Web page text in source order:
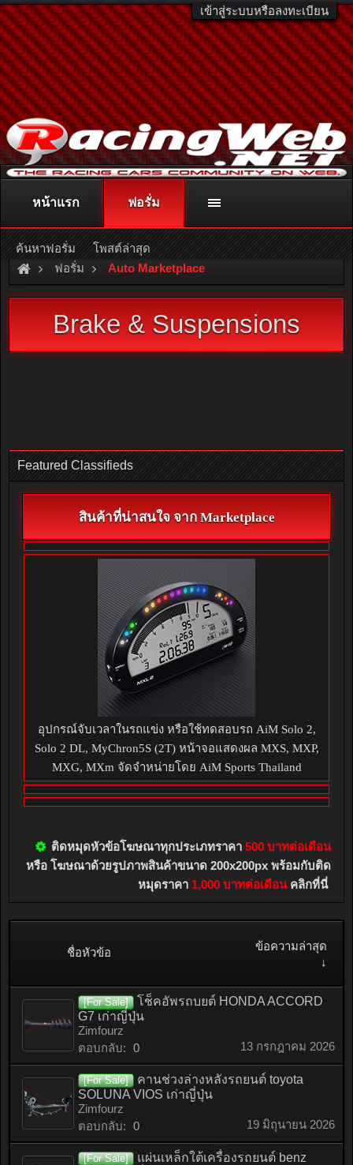
เข้าสู่ระบบหรือลงทะเบียน
ติดต่อลงโฆษณา racingweb@gmail.comหรือโทร. 081-811-1138
หรืออ่านรายละเอียดเพิ่มเติม คลิกที่นี่
ฟอรั่ม Auto Marketplace
Brake & Suspensions
Featured Classifieds
สินค้าที่น่าสนใจ จาก Marketplace
อุปกรณ์จับเวลาในรถแข่ง หรือใช้ทดสอบรถ AiM Solo 2,
Solo 2 DL, MyChron5S (2T) หน้าจอแสดงผล MXS, MXP,
MXG, MXm จัดจำหน่ายโดย AiM Sports Thailand
ติดหมุดหัวข้อโฆษณาทุกประเภทราคา 500 บาทต่อเดือน
หรือ โฆษณาด้วยรูปภาพสินค้าขนาด 200x200px พร้อมกับติด
หมุดราคา 1,000 บาทต่อเดือนคลิกที่นี่
ชื่อหัวข้อ
ข้อความล่าสุด
↓
[For Sale]
โช็คอัพรถบยต์ HONDA ACCORD
G7 เก่าญี่ปุ่น
Zimfourz
ตอบกลับ: 0 13 กรกฎาคม 2026
[For Sale]
คานช่วงล่างหลังรถยนต์ toyota
SOLUNA VIOS เก่าญี่ปุ่น
Zimfourz
ตอบกลับ: 0 19 มิถุนายน 2026
[For Sale]
แผ่นเหล็กใต้เครื่องรถยนต์ benz
หน้าแรก ฟอรั่ม
ค้นหาฟอรั่ม โพสต์ล่าสุด